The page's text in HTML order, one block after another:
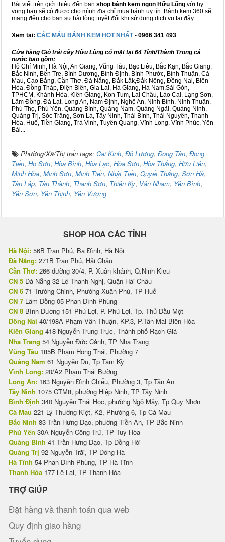
Bài viết trên giới thiệu đến bạn shop bánh kem ngon Hữu Lũng với hy
vọng bạn sẽ có được cho mình địa chỉ mua bánh uy tín. Bánh kem 360 sẽ
mang đến cho bạn sự hài lòng tuyệt đối khi sử dụng dịch vụ tại đây.
Xem tại: CÁC MẪU BÁNH KEM HOT NHẤT- 0966 341 493
Cửa hàng Giỏ trái cây Hữu Lũng có mặt tại 64 Tỉnh/Thành Trong cả
nước bao gồm:
Hồ Chí Minh, Hà Nội, An Giang, Vũng Tàu, Bạc Liêu, Bắc Kạn, Bắc Giang,
Bắc Ninh, Bến Tre, Bình Dương, Bình Định, Bình Phước, Bình Thuận, Cà
Mau, Cao Bằng, Cần Thơ, Đà Nẵng, Đắk Lắk,Đắk Nông, Đồng Nai, Biên
Hòa, Đồng Tháp, Điện Biên, Gia Lai, Hà Giang, Hà Nam,Sài Gòn,
TPHCM, Khánh Hòa, Kiên Giang, Kon Tum, Lai Châu, Lào Cai, Lạng Sơn,
Lâm Đồng, Đà Lạt, Long An, Nam Định, Nghệ An, Ninh Bình, Ninh Thuận,
Phú Thọ, Phú Yên, Quảng Bình, Quảng Nam, Quảng Ngãi, Quảng Ninh,
Quảng Trị, Sóc Trăng, Sơn La, Tây Ninh, Thái Bình, Thái Nguyên, Thanh
Hóa, Huế, Tiền Giang, Trà Vinh, Tuyên Quang, Vĩnh Long, Vĩnh Phúc, Yên
Bái...
Phường/Xã/Thị trấn tags: Cai Kinh, Đô Lương, Đồng Tân, Đồng
Tiến, Hồ Sơn, Hòa Bình, Hòa Lạc, Hòa Sơn, Hòa Thắng, Hữu Liên,
Minh Hòa, Minh Sơn, Minh Tiến, Nhật Tiến, Quyết Thắng, Sơn Hà,
Tân Lập, Tân Thành, Thanh Sơn, Thiện Ky, Vân Nham, Yên Bình,
Yên Sơn, Yên Thịnh, Yên Vượng
SHOP HOA CÁC TỈNH
Hà Nội: 56B Trần Phú, Ba Đình, Hà Nội
Đà Nẵng: 271B Trần Phú, Hải Châu
Cần Thơ: 266 đường 30/4, P. Xuân khánh, Q.Ninh Kiều
CN 5 Đà Nẵng 32 Lê Thanh Nghị, Quận Hải Châu
CN 6 71 Trường Chinh, Phường Xuân Phú, TP Huế
CN 7 Lâm Đồng 05 Phan Đình Phùng
CN 8 Bình Dương 151 Phú Lợi, P. Phú Lợi, Tp. Thủ Dầu Một
Đồng Nai 40/198A Phạm Văn Thuận, KP.3, P.Tân Mai Biên Hòa
Kiên Giang 418 Nguyễn Trung Trực, Thành phố Rạch Giá
Nha Trang 54 Nguyễn Đức Cảnh, TP Nha Trang
Vũng Tàu 185B Phạm Hồng Thái, Phường 7
Quảng Nam 61 Nguyễn Du, Tp Tam Kỳ
Vĩnh Long: 20/A2 Phạm Thái Bường
Long An: 163 Nguyễn Đình Chiểu, Phường 3, Tp Tân An
Tây Ninh 1075 CTM8, phường Hiệp Ninh, TP Tây Ninh
Bình Định 340 Nguyễn Thái Học, phường Ngô Mây, Tp Quy Nhơn
Cà Mau 221 Lý Thường Kiệt, K2, Phường 6, Tp Cà Mau
Bắc Ninh 83 Trần Hưng Đạo, phường Tiền An, TP Bắc Ninh
Phú Yên 30A Nguyễn Công Trứ, TP Tuy Hòa
Quảng Bình 41 Trần Hưng Đạo, Tp Đồng Hới
Quảng Trị 92 Nguyễn Trãi, TP Đông Hà
Hà Tĩnh 54 Phan Đình Phùng, TP Hà Tĩnh
Thanh Hóa 177 Lê Lai, TP Thanh Hóa
TRỢ GIÚP
Đặt hàng và thanh toán qua web
Quy định giao hàng